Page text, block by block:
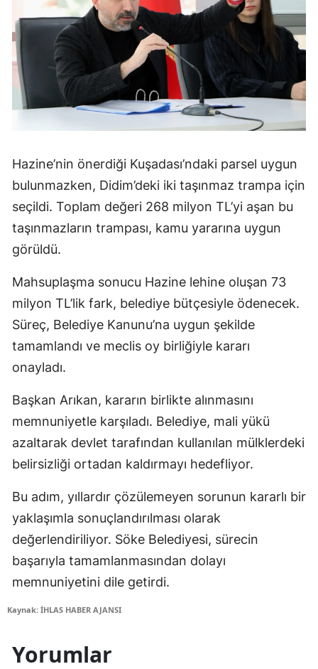
Hazine’nin önerdiği Kuşadası’ndaki parsel uygun
bulunmazken, Didim’deki iki taşınmaz trampa için
seçildi. Toplam değeri 268 milyon TL’yi aşan bu
taşınmazların trampası, kamu yararına uygun
görüldü.
Mahsuplaşma sonucu Hazine lehine oluşan 73
milyon TL’lik fark, belediye bütçesiyle ödenecek.
Süreç, Belediye Kanunu’na uygun şekilde
tamamlandı ve meclis oy birliğiyle kararı
onayladı.
Başkan Arıkan, kararın birlikte alınmasını
memnuniyetle karşıladı. Belediye, mali yükü
azaltarak devlet tarafından kullanılan mülklerdeki
belirsizliği ortadan kaldırmayı hedefliyor.
Bu adım, yıllardır çözülemeyen sorunun kararlı bir
yaklaşımla sonuçlandırılması olarak
değerlendiriliyor. Söke Belediyesi, sürecin
başarıyla tamamlanmasından dolayı
memnuniyetini dile getirdi.
Kaynak: İHLAS HABER AJANSI
Yorumlar